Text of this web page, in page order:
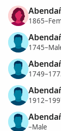
–Male